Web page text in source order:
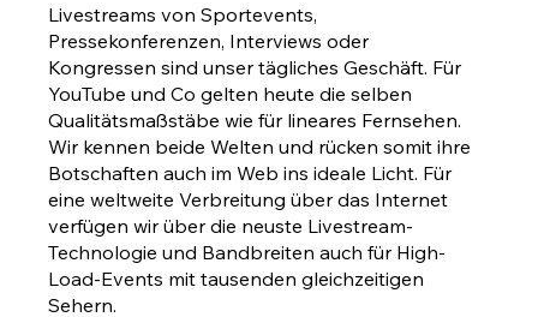
Livestreams von Sportevents,
Pressekonferenzen, Interviews oder
Kongressen sind unser tägliches Geschäft. Für
YouTube und Co gelten heute die selben
Qualitätsmaßstäbe wie für lineares Fernsehen.
Wir kennen beide Welten und rücken somit ihre
Botschaften auch im Web ins ideale Licht. Für
eine weltweite Verbreitung über das Internet
verfügen wir über die neuste Livestream-
Technologie und Bandbreiten auch für High-
Load-Events mit tausenden gleichzeitigen
Sehern.